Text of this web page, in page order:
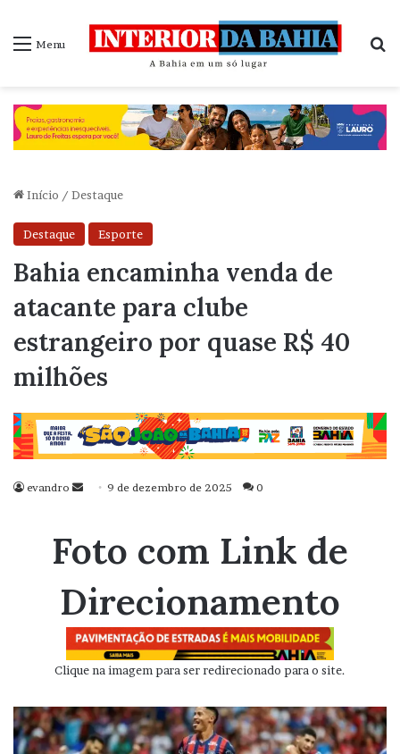
Menu
Início / Destaque
Destaque Esporte
Bahia encaminha venda de
atacante para clube
estrangeiro por quase R$ 40
milhões
evandro
Mande
mail
9 de dezembro de 2025 0
Foto com Link de
Direcionamento
Clique na imagem para ser redirecionado para o site.